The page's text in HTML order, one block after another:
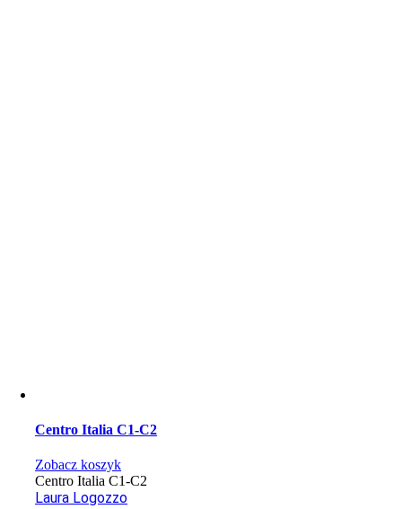
Centro Italia C1-C2
Zobacz koszyk
Centro Italia C1-C2
Laura Logozzo